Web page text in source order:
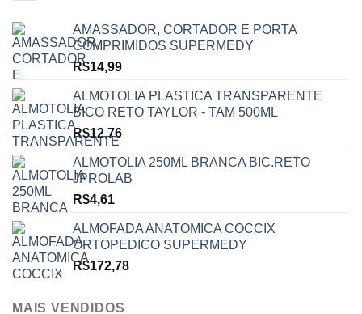
AMASSADOR, CORTADOR E PORTA
COMPRIMIDOS SUPERMEDY
R$14,99
ALMOTOLIA PLASTICA TRANSPARENTE
BICO RETO TAYLOR - TAM 500ML
R$12,76
ALMOTOLIA 250ML BRANCA BIC.RETO
JPROLAB
R$4,61
ALMOFADA ANATOMICA COCCIX
ORTOPEDICO SUPERMEDY
R$172,78
MAIS VENDIDOS